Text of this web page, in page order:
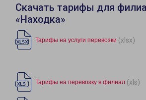
Скачать тарифы для
«Находка»
Тарифы на услуги перевозки (xlsx)
Тарифы на перевозку в филиал (xls)